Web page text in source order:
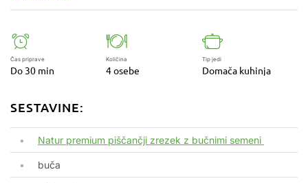
Čas priprave
Do 30 min
Količina
4 osebe
Tip jedi
Domača kuhinja
SESTAVINE:
Natur premium piščančji zrezek z bučnimi semeni
buča